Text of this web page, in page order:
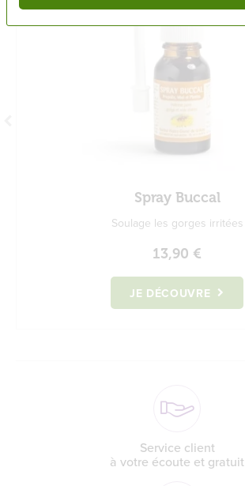
Spray Buccal
Soulage les gorges irritées
13,90 €
JE DÉCOUVRE
Service client
à votre écoute et gratuit